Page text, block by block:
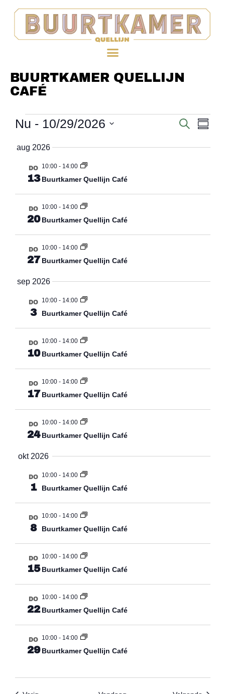
BUURTKAMER QUELLIJN
CAFÉ
ZOEKEN
Nu - 10/29/2026
datum
aug 2026
DO
13
10:00- 14:00
Buurtkamer Quellijn Café
DO
20
10:00- 14:00
Buurtkamer Quellijn Café
DO
27
10:00- 14:00
Buurtkamer Quellijn Café
sep 2026
DO
3
10:00- 14:00
Buurtkamer Quellijn Café
DO
10
10:00- 14:00
Buurtkamer Quellijn Café
DO
17
10:00- 14:00
Buurtkamer Quellijn Café
DO
24
10:00- 14:00
Buurtkamer Quellijn Café
okt 2026
DO
1
10:00- 14:00
Buurtkamer Quellijn Café
DO
8
10:00- 14:00
Buurtkamer Quellijn Café
DO
15
10:00- 14:00
Buurtkamer Quellijn Café
DO
22
10:00- 14:00
Buurtkamer Quellijn Café
DO
29
10:00- 14:00
Buurtkamer Quellijn Café